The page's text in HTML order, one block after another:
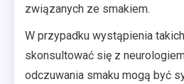
związanych ze smakiem.
W przypadku wystąpienia
skonsultować się z
odczuwania smaku mogą być